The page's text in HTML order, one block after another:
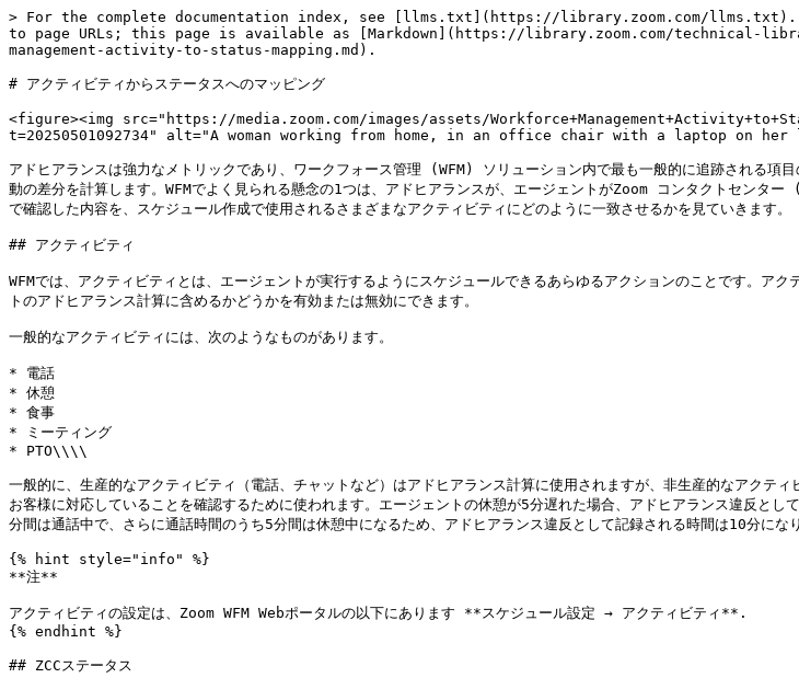
> For the complete documentation index, see [llms.txt](https://library.zoom.com/llms.txt).
to page URLs; this page is available as [Markdown](https://library.zoom.com/technical-
management-activity-to-status-mapping.md).
# アクティビティからステータスへのマッピング
<figure><img src="https://media.zoom.com/images/assets/
t=20250501092734" alt="A woman working from home, in an office chair with a laptop on
アドヒアランスは強力なメトリックであり、ワークフォース管理 (WFM) ソリューション内で最も一般的に追跡される項
動の差分を計算します。WFMでよく見られる懸念の1つは、アドヒアランスが、エージェントがZoom コンタクトセンタ
で確認した内容を、スケジュール作成で使用されるさまざまなアクティビティにどのように一致させるかを見ていきます。
## アクティビティ
WFMでは、アクティビティとは、エージェントが実行するようにスケジュールできるあらゆるアクションのことです。ア
トのアドヒアランス計算に含めるかどうかを有効または無効にできます。
一般的なアクティビティには、次のようなものがあります。
* 電話
* 休憩
* 食事
* ミーティング
* PTO\\\\
一般的に、生産的なアクティビティ（電話、チャットなど）はアドヒアランス計算に使用されますが、非生産的なアクテ
お客様に対応していることを確認するために使われます。エージェントの休憩が5分遅れた場合、アドヒアランス違反と
分間は通話中で、さらに通話時間のうち5分間は休憩中になるため、アドヒアランス違反として記録される時間は10分になり
{% hint style="info" %}
**注**
アクティビティの設定は、Zoom WFM Webポータルの以下にあります **スケジュール設定 → アクティビティ**.
{% endhint %}
## ZCCステータス